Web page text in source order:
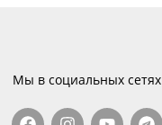
Мы в социальных сетях